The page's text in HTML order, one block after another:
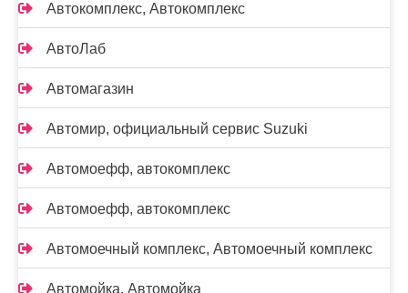
Автокомплекс, Автокомплекс
АвтоЛаб
Автомагазин
Автомир, официальный сервис Suzuki
Автомоефф, автокомплекс
Автомоефф, автокомплекс
Автомоечный комплекс, Автомоечный комплекс
Автомойка, Автомойка